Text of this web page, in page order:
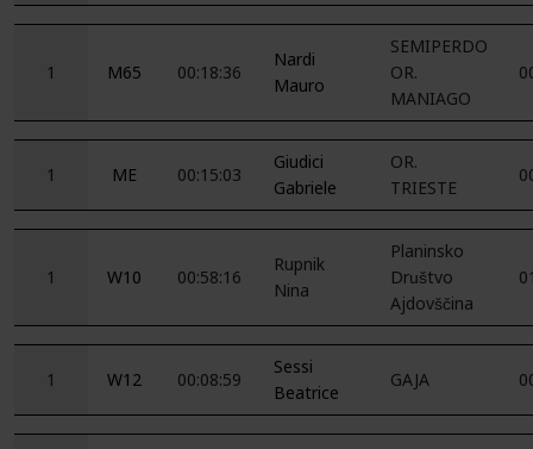
1 M65 00:18:36
Nardi
Mauro
SEMIPERDO
OR.
MANIAGO
1 ME 00:15:03
Giudici
Gabriele
OR.
TRIESTE
1 W10 00:58:16
Rupnik
Nina
Planinsko
Društvo
Ajdovščina
1 W12 00:08:59
Sessi
Beatrice
GAJA